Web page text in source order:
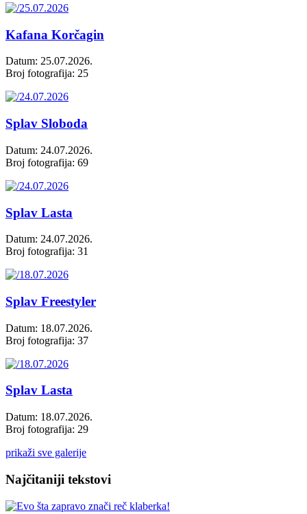
Kafana Korčagin
Datum: 25.07.2026.
Broj fotografija: 25
Splav Sloboda
Datum: 24.07.2026.
Broj fotografija: 69
Splav Lasta
Datum: 24.07.2026.
Broj fotografija: 31
Splav Freestyler
Datum: 18.07.2026.
Broj fotografija: 37
Splav Lasta
Datum: 18.07.2026.
Broj fotografija: 29
prikaži sve galerije
Najčitaniji tekstovi